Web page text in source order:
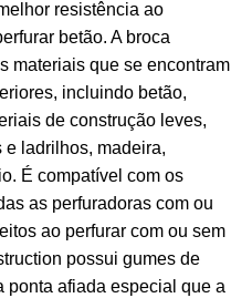
resistência ao
betão. A broca
materiais que se encontram
incluindo betão,
de construção leves,
e ladrilhos, madeira,
É compatível com os
as perfuradoras com ou
ao perfurar com ou sem
possui gumes de
ponta afiada especial que a